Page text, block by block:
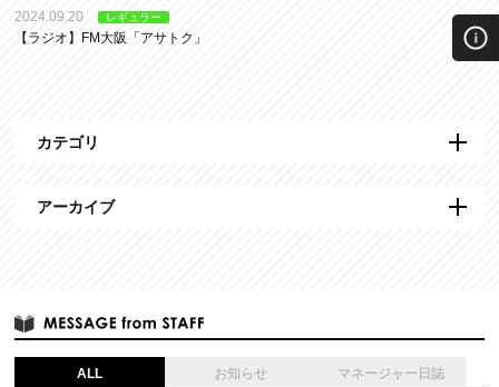
2024.09.20 レギュラー
【ラジオ】FM大阪「アサトク」
カテゴリ
アーカイブ
ALL お知らせ マネージャー日誌